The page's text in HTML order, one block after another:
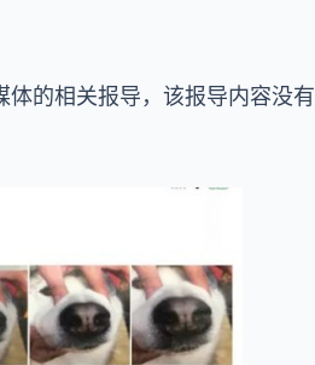
的相关报导，该报导内容没有